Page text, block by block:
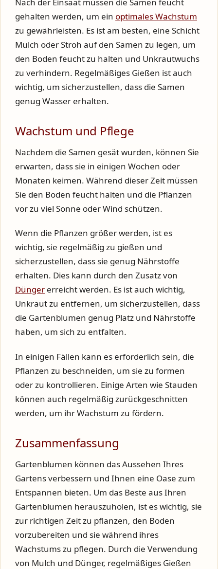
gehalten werden, um ein optimales Wachstum
zu gewährleisten. Es ist am besten, eine Schicht
Mulch oder Stroh auf den Samen zu legen, um
den Boden feucht zu halten und Unkrautwuchs
zu verhindern. Regelmäßiges Gießen ist auch
wichtig, um sicherzustellen, dass die Samen
genug Wasser erhalten.
Wachstum und Pflege
Nachdem die Samen gesät wurden, können Sie
erwarten, dass sie in einigen Wochen oder
Monaten keimen. Während dieser Zeit müssen
Sie den Boden feucht halten und die Pflanzen
vor zu viel Sonne oder Wind schützen.
Wenn die Pflanzen größer werden, ist es
wichtig, sie regelmäßig zu gießen und
sicherzustellen, dass sie genug Nährstoffe
erhalten. Dies kann durch den Zusatz von
Dünger erreicht werden. Es ist auch wichtig,
Unkraut zu entfernen, um sicherzustellen, dass
die Gartenblumen genug Platz und Nährstoffe
haben, um sich zu entfalten.
In einigen Fällen kann es erforderlich sein, die
Pflanzen zu beschneiden, um sie zu formen
oder zu kontrollieren. Einige Arten wie Stauden
können auch regelmäßig zurückgeschnitten
werden, um ihr Wachstum zu fördern.
Zusammenfassung
Gartenblumen können das Aussehen Ihres
Gartens verbessern und Ihnen eine Oase zum
Entspannen bieten. Um das Beste aus Ihren
Gartenblumen herauszuholen, ist es wichtig, sie
zur richtigen Zeit zu pflanzen, den Boden
vorzubereiten und sie während ihres
Wachstums zu pflegen. Durch die Verwendung
von Mulch und Dünger, regelmäßiges Gießen